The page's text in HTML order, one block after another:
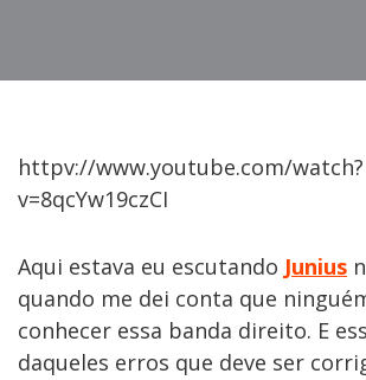
httpv://www.youtube.com/watch?
v=8qcYw19czCI
Aqui estava eu escutando Junius
quando me dei conta que
conhecer essa banda direito. E
daqueles erros que deve ser